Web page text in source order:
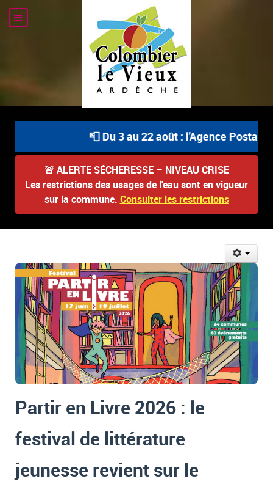
📮 Du 3 au 22 août : l'Agence Postale
🚨 ALERTE SÉCHERESSE – NIVEAU CRISE
Les restrictions des usages de l'eau sont en vigueur
sur la commune. Consulter les restrictions
Partir en Livre 2026 : le
festival de littérature
jeunesse revient sur le